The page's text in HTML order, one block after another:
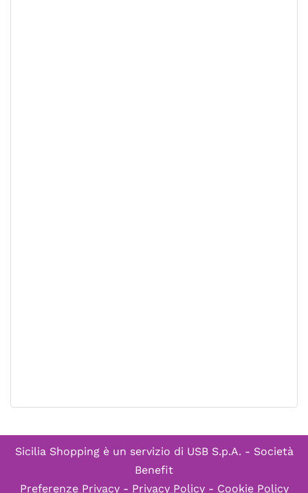
Sicilia Shopping è un servizio di USB S.p.A. - Società
Benefit
Preferenze Privacy- Privacy Policy- Cookie Policy